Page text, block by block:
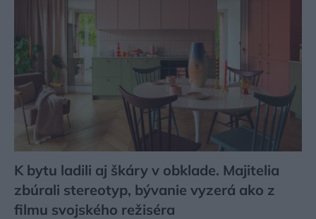
K bytu ladili aj škáry v obklade. Majitelia
zbúrali stereotyp, bývanie vyzerá ako z
filmu svojského režiséra